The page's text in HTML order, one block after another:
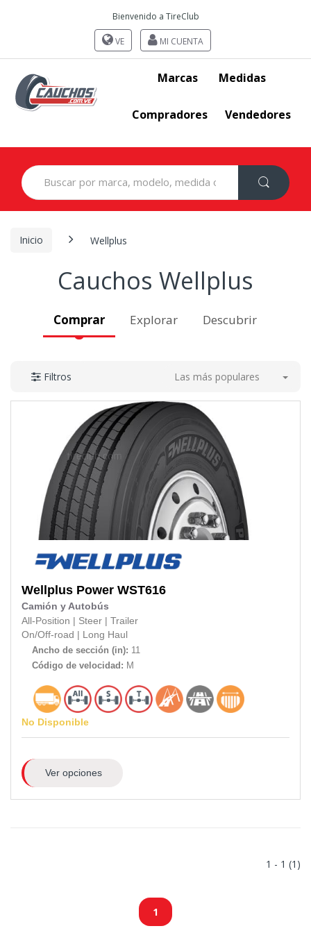
Bienvenido a TireClub
VE MI CUENTA
Marcas Medidas
Compradores Vendedores
Search
for:
Inicio Wellplus
Cauchos Wellplus
Comprar Explorar Descubrir
Filtros Las más populares
Wellplus Power WST616
Camión y Autobús
All-Position
Steer
Trailer
On/Off-road
Long Haul
Ancho de sección (in): 11
Código de velocidad: M
No Disponible
Ver opciones
1 - 1 (1)
1